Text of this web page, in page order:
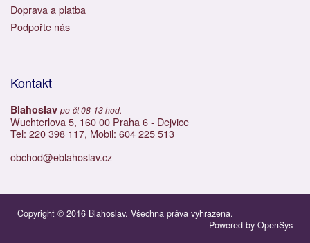
Doprava a platba
Podpořte nás
Kontakt
Blahoslav po-čt 08-13 hod.
Wuchterlova 5, 160 00 Praha 6 - Dejvice
Tel: 220 398 117, Mobil: 604 225 513
obchod@eblahoslav.cz
Copyright © 2016 Blahoslav. Všechna práva vyhrazena.
Powered by OpenSys